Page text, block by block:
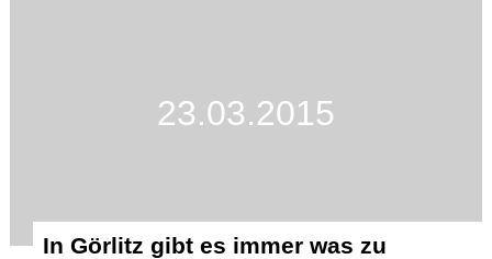
23.03.2015
In Görlitz gibt es immer was zu